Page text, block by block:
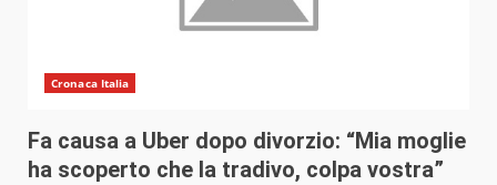
Cronaca Italia
Fa causa a Uber dopo divorzio: “Mia moglie
ha scoperto che la tradivo, colpa vostra”